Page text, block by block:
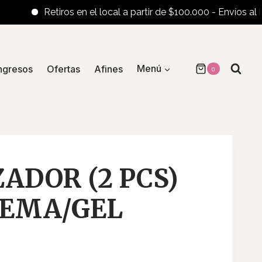
Retiros en el local a partir de $100.000 - Envíos al
Ofertas Afines Menú 0
(2 PCS)
GEL